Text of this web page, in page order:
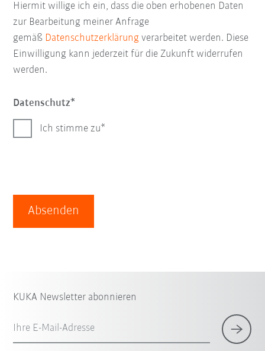
Hiermit willige ich ein, dass die oben erhobenen Daten
zur Bearbeitung meiner Anfrage
gemäß Datenschutzerklärung verarbeitet werden. Diese
Einwilligung kann jederzeit für die Zukunft widerrufen
werden.
Datenschutz
Ich stimme zu
Absenden
KUKA Newsletter abonnieren
Ihre E-Mail-Adresse